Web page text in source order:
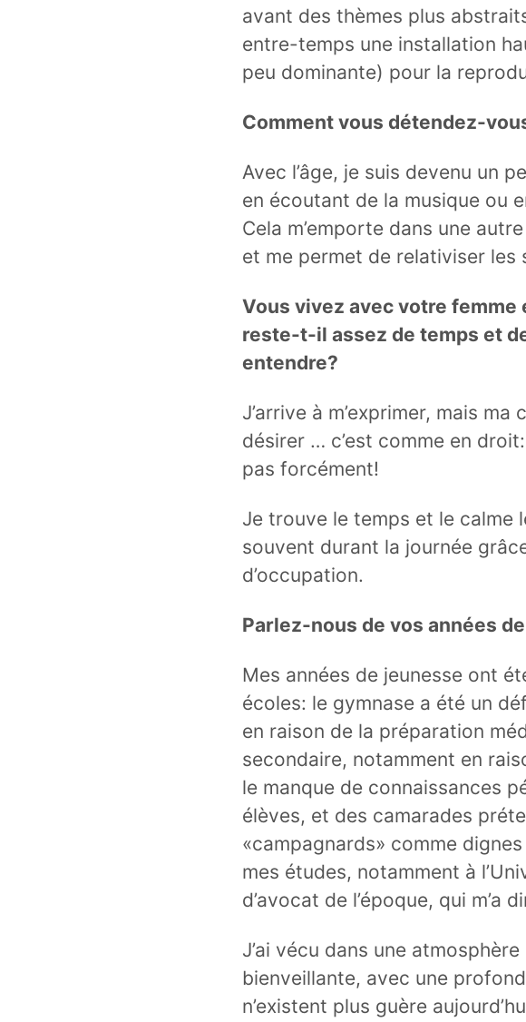
avant des thèmes plus
entre-temps une installation
peu dominante) pour la
Comment vous détendez-
Avec l’âge, je suis devenu un
en écoutant de la musique ou
Cela m’emporte dans une
et me permet de relativiser les
Vous vivez avec votre
reste-t-il assez de temps et
entendre?
J’arrive à m’exprimer, mais
désirer … c’est comme en
pas forcément!
Je trouve le temps et le calme
souvent durant la journée
d’occupation.
Parlez-nous de vos années
Mes années de jeunesse ont
écoles: le gymnase a été un
en raison de la préparation
secondaire, notamment en
le manque de connaissances
élèves, et des camarades
«campagnards» comme
mes études, notamment à
d’avocat de l’époque, qui m’a
J’ai vécu dans une
bienveillante, avec une
n’existent plus guère